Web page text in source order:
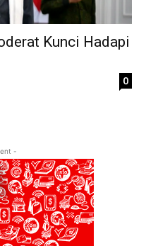
Kunci Hadapi
0
-